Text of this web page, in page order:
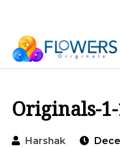
Originals-
Harshak